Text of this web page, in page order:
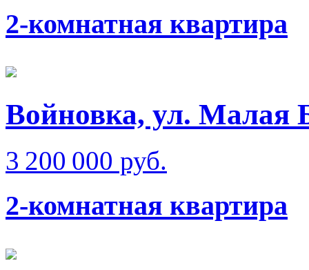
2-комнатная квартира
Войновка, ул. Малая
3 200 000 руб.
2-комнатная квартира